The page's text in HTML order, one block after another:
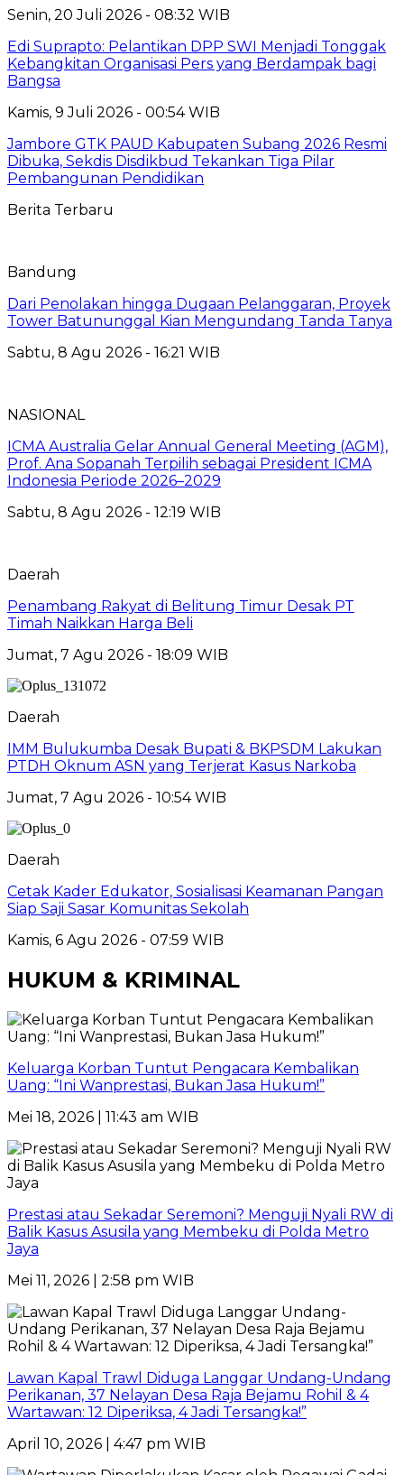
Senin, 20 Juli 2026 - 08:32 WIB
Edi Suprapto: Pelantikan DPP SWI Menjadi Tonggak
Kebangkitan Organisasi Pers yang Berdampak bagi
Bangsa
Kamis, 9 Juli 2026 - 00:54 WIB
Jambore GTK PAUD Kabupaten Subang 2026 Resmi
Dibuka, Sekdis Disdikbud Tekankan Tiga Pilar
Pembangunan Pendidikan
Berita Terbaru
Bandung
Dari Penolakan hingga Dugaan Pelanggaran, Proyek
Tower Batununggal Kian Mengundang Tanda Tanya
Sabtu, 8 Agu 2026 - 16:21 WIB
NASIONAL
ICMA Australia Gelar Annual General Meeting (AGM),
Prof. Ana Sopanah Terpilih sebagai President ICMA
Indonesia Periode 2026–2029
Sabtu, 8 Agu 2026 - 12:19 WIB
Daerah
Penambang Rakyat di Belitung Timur Desak PT
Timah Naikkan Harga Beli
Jumat, 7 Agu 2026 - 18:09 WIB
Daerah
IMM Bulukumba Desak Bupati & BKPSDM Lakukan
PTDH Oknum ASN yang Terjerat Kasus Narkoba
Jumat, 7 Agu 2026 - 10:54 WIB
Daerah
Cetak Kader Edukator, Sosialisasi Keamanan Pangan
Siap Saji Sasar Komunitas Sekolah
Kamis, 6 Agu 2026 - 07:59 WIB
HUKUM & KRIMINAL
Keluarga Korban Tuntut Pengacara Kembalikan
Uang: “Ini Wanprestasi, Bukan Jasa Hukum!”
Mei 18, 2026 | 11:43 am WIB
Prestasi atau Sekadar Seremoni? Menguji Nyali RW di
Balik Kasus Asusila yang Membeku di Polda Metro
Jaya
Mei 11, 2026 | 2:58 pm WIB
Lawan Kapal Trawl Diduga Langgar Undang-Undang
Perikanan, 37 Nelayan Desa Raja Bejamu Rohil & 4
Wartawan: 12 Diperiksa, 4 Jadi Tersangka!”
April 10, 2026 | 4:47 pm WIB